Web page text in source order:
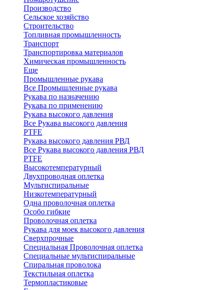
Производство
Сельское хозяйство
Строительство
Топливная промышленность
Транспорт
Транспортировка материалов
Химическая промышленность
Еще
Промышленные рукава
Все Промышленные рукава
Рукава по назначению
Рукава по применению
Рукава высокого давления
Все Рукава высокого давления
PTFE
Рукава высокого давления РВД
Все Рукава высокого давления РВД
PTFE
Высокотемпературный
Двухпроводная оплетка
Мультиспиральные
Низкотемпературный
Одна проволочная оплетка
Особо гибкие
Проволочная оплетка
Рукава для моек высокого давления
Сверхпрочные
Специальная Проволочная оплетка
Специальные мультиспиральные
Спиральная проволока
Текстильная оплетка
Термопластиковые